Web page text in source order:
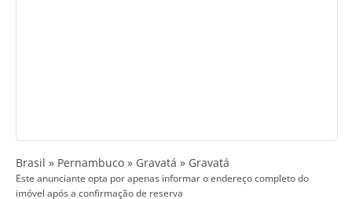
Brasil » Pernambuco » Gravatá » Gravatá
Este anunciante opta por apenas informar o endereço completo do
imóvel após a confirmação de reserva